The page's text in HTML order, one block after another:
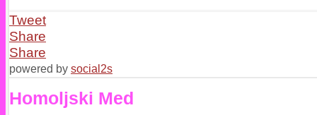
Tweet
Share
Share
powered by social2s
Homoljski Med